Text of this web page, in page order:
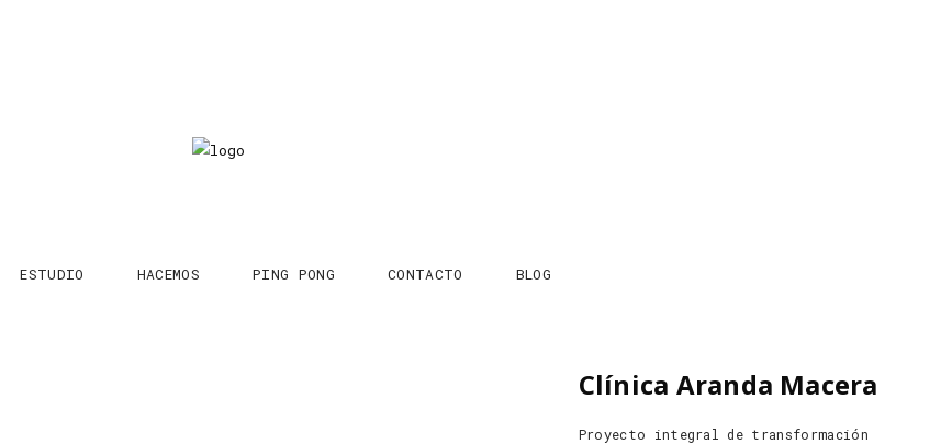
ESTUDIO HACEMOS PING PONG CONTACTO BLOG
Clínica Aranda Macera
Proyecto integral de transformación